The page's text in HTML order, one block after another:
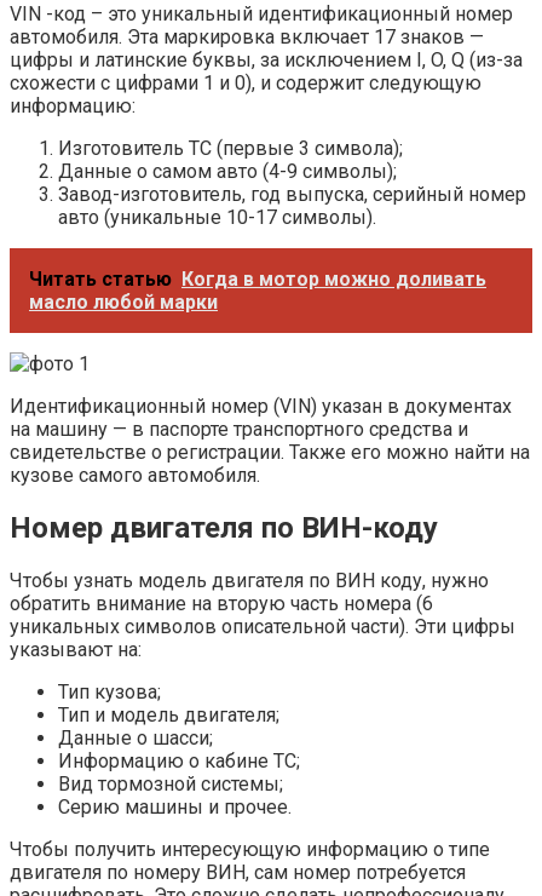
VIN -код – это уникальный идентификационный номер
автомобиля. Эта маркировка включает 17 знаков —
цифры и латинские буквы, за исключением I, O, Q (из-за
схожести с цифрами 1 и 0), и содержит следующую
информацию:
Изготовитель ТС (первые 3 символа);
Данные о самом авто (4-9 символы);
Завод-изготовитель, год выпуска, серийный номер
авто (уникальные 10-17 символы).
Читать статью Когда в мотор можно доливать
масло любой марки
Идентификационный номер (VIN) указан в документах
на машину — в паспорте транспортного средства и
свидетельстве о регистрации. Также его можно найти на
кузове самого автомобиля.
Номер двигателя по ВИН-коду
Чтобы узнать модель двигателя по ВИН коду, нужно
обратить внимание на вторую часть номера (6
уникальных символов описательной части). Эти цифры
указывают на:
Тип кузова;
Тип и модель двигателя;
Данные о шасси;
Информацию о кабине ТС;
Вид тормозной системы;
Серию машины и прочее.
Чтобы получить интересующую информацию о типе
двигателя по номеру ВИН, сам номер потребуется